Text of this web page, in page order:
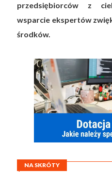
przedsiębiorców z
wsparcie ekspertów
środków.
NA SKRÓTY